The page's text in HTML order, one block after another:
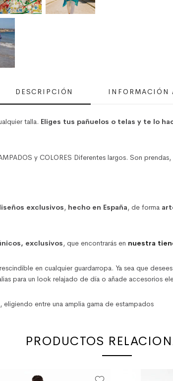
DESCRIPCIÓN INFORMACIÓN
talla. Eliges tus pañuelos o telas y te lo
y COLORES Diferentes largos. Son
exclusivos, hecho en España, de forma
exclusivos, que encontrarás en nuestra
en cualquier guardarropa. Ya sea que
para un look relajado de día o añade accesorios
entre una amplia gama de estampados
PRODUCTOS